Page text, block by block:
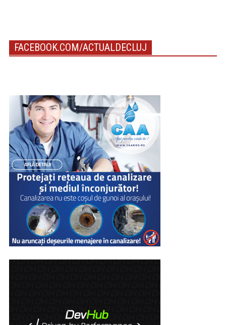
FACEBOOK.COM/ACTUALDECLUJ